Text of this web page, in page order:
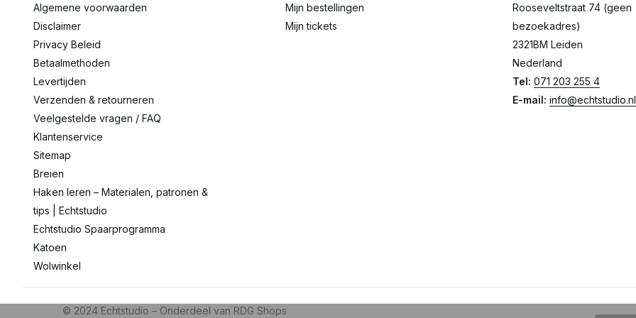
Algemene voorwaarden
Disclaimer
Privacy Beleid
Betaalmethoden
Levertijden
Verzenden & retourneren
Veelgestelde vragen / FAQ
Klantenservice
Sitemap
Breien
Haken leren – Materialen, patronen &
tips | Echtstudio
Echtstudio Spaarprogramma
Katoen
Wolwinkel
Mijn bestellingen
Mijn tickets
Rooseveltstraat 74 (geen
bezoekadres)
2321BM Leiden
Nederland
Tel: 071 203 255 4
E-mail: info@echtstudio.nl